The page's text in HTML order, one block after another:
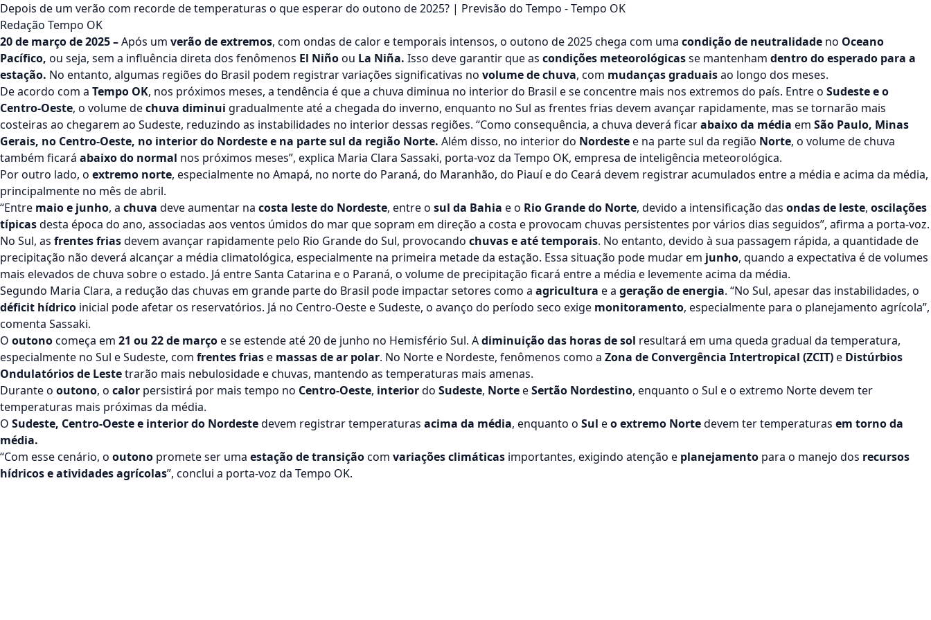
Depois de um verão com recorde de temperaturas o que esperar do outono de 2025? | Previsão do Tempo - Tempo OK
Redação Tempo OK
20 de março de 2025 –Após um verão de extremos, com ondas de calor e temporais intensos, o outono de 2025 chega com uma condição de neutralidade no Oceano
Pacífico, ou seja, sem a influência direta dos fenômenos El Niñoou La Niña. Isso deve garantir que as condições meteorológicasse mantenham dentro do esperado para a
estação. No entanto, algumas regiões do Brasil podem registrar variações significativas no volume de chuva, com mudanças graduaisao longo dos meses.
De acordo com a Tempo OK, nos próximos meses, a tendência é que a chuva diminua no interior do Brasil e se concentre mais nos extremos do país. Entre o Sudeste e o
Centro-Oeste, o volume dechuva diminui gradualmente até a chegada do inverno, enquanto no Sul as frentes frias devem avançar rapidamente, mas se tornarão mais
costeiras ao chegarem ao Sudeste, reduzindo as instabilidades no interior dessas regiões. “Como consequência, a chuva deverá ficarabaixo da média em São Paulo, Minas
Gerais, no Centro-Oeste, no interior do Nordeste e na parte sul da região Norte. Além disso, no interior do Nordestee na parte sul da região Norte, o volume de chuva
também ficará abaixo do normal nos próximos meses”, explica Maria Clara Sassaki, porta-voz da Tempo OK, empresa de inteligência meteorológica.
Por outro lado, o extremo norte, especialmente no Amapá, no norte do Paraná, do Maranhão, do Piauí e do Ceará devem registrar acumulados entre a média e acima da média,
principalmente no mês de abril.
“Entre maio e junho, a chuva deve aumentar na costa leste do Nordeste, entre o sul da Bahia e o Rio Grande do Norte, devido a intensificação das ondas de leste, oscilações
típicasdesta época do ano, associadas aos ventos úmidos do mar que sopram em direção a costa e provocam chuvas persistentes por vários dias seguidos”, afirma a porta-voz.
No Sul, as frentes friasdevem avançar rapidamente pelo Rio Grande do Sul, provocando chuvas e até temporais. No entanto, devido à sua passagem rápida, a quantidade de
precipitação não deverá alcançar a média climatológica, especialmente na primeira metade da estação. Essa situação pode mudar em junho, quando a expectativa é de volumes
mais elevados de chuva sobre o estado. Já entre Santa Catarina e o Paraná, o volume de precipitação ficará entre a média e levemente acima da média.
Segundo Maria Clara, a redução das chuvas em grande parte do Brasil pode impactar setores como a agricultura e a geração de energia. “No Sul, apesar das instabilidades, o
déficit hídrico inicial pode afetar os reservatórios. Já no Centro-Oeste e Sudeste, o avanço do período seco exige monitoramento, especialmente para o planejamento agrícola”,
comenta Sassaki.
O outonocomeça em 21 ou 22 de marçoe se estende até 20 de junho no Hemisfério Sul. Adiminuição das horas de sol resultará em uma queda gradual da temperatura,
especialmente no Sul e Sudeste, com frentes friase massas de ar polar. No Norte e Nordeste, fenômenos como a Zona de Convergência Intertropical (ZCIT)e Distúrbios
Ondulatórios de Lestetrarão mais nebulosidade e chuvas, mantendo as temperaturas mais amenas.
Durante o outono, o calor persistirá por mais tempo no Centro-Oeste, interiordo Sudeste, NorteeSertão Nordestino, enquanto o Sul e o extremo Norte devem ter
temperaturas mais próximas da média.
O Sudeste, Centro-Oeste e interior do Nordestedevem registrar temperaturas acima da média, enquanto o Sul eo extremo Nortedevem ter temperaturas em torno da
média.
“Com esse cenário, o outono promete ser uma estação de transiçãocom variações climáticas importantes, exigindo atenção e planejamento para o manejo dos recursos
hídricos e atividades agrícolas”, conclui a porta-voz da Tempo OK.